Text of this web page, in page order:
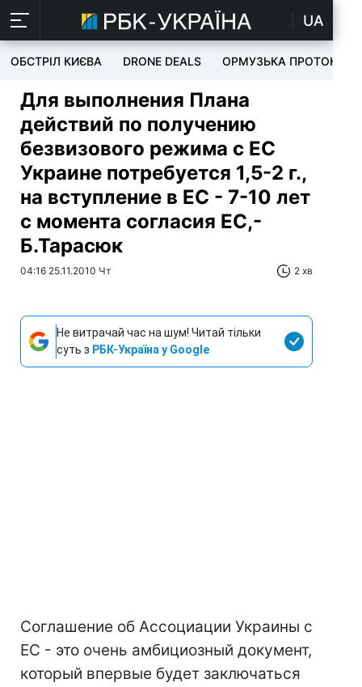
UA
ОБСТРІЛ КИЄВА DRONE DEALS ОРМУЗЬКА ПРОТОКА
Для выполнения Плана
действий по получению
безвизового режима с ЕС
Украине потребуется 1,5-2 г.,
на вступление в ЕС - 7-10 лет
с момента согласия ЕС,-
Б.Тарасюк
04:16 25.11.2010 Чт 2 хв
Не витрачай час на шум! Читай тільки
суть з РБК-Україна у Google
Соглашение об Ассоциации Украины с
ЕС - это очень амбициозный документ,
который впервые будет заключаться